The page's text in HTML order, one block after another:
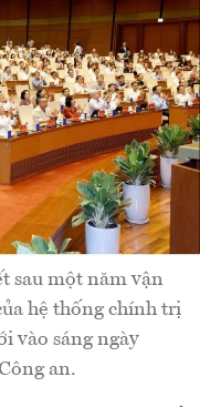
sau một năm vận
hệ thống chính trị
vào sáng ngày
an.